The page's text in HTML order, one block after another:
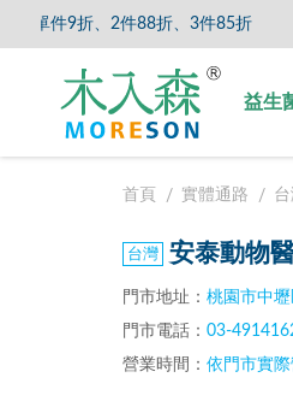
單件9折、2件88折、3件85折
益生
首頁 實體通路
安泰動物
門市地址： 桃園市中
門市電話： 03-
營業時間： 依門市實